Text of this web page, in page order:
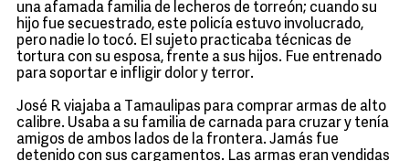
una afamada familia de lecheros de torreón; cuando su
hijo fue secuestrado, este policía estuvo involucrado,
pero nadie lo tocó. El sujeto practicaba técnicas de
tortura con su esposa, frente a sus hijos. Fue entrenado
para soportar e infligir dolor y terror.
José R. viajaba a Tamaulipas para comprar armas de alto
calibre. Usaba a su familia de carnada para cruzar y tenía
amigos de ambos lados de la frontera. Jamás fue
detenido con sus cargamentos. Las armas eran vendidas